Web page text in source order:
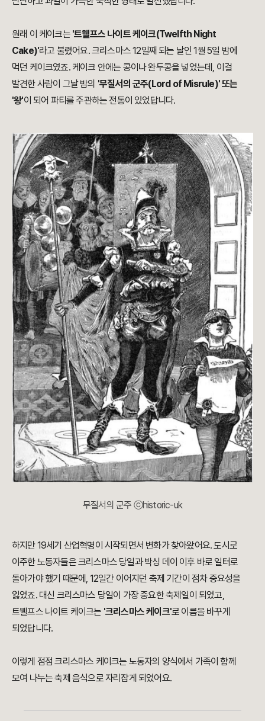
원래 이 케이크는 '트웰프스 나이트 케이크(Twelfth Night
Cake)'라고 불렸어요. 크리스마스 12일째 되는 날인 1월 5일 밤에
먹던 케이크였죠. 케이크 안에는 콩이나 완두콩을 넣었는데, 이걸
발견한 사람이 그날 밤의 '무질서의 군주(Lord of Misrule)' 또는
'왕'이 되어 파티를 주관하는 전통이 있었답니다.
무질서의 군주 ⓒhistoric-uk
하지만 19세기 산업혁명이 시작되면서 변화가 찾아왔어요. 도시로
이주한 노동자들은 크리스마스 당일과 박싱 데이 이후 바로 일터로
돌아가야 했기 때문에, 12일간 이어지던 축제 기간이 점차 중요성을
잃었죠. 대신 크리스마스 당일이 가장 중요한 축제일이 되었고,
트웰프스 나이트 케이크는 '크리스마스 케이크'로 이름을 바꾸게
되었답니다.
이렇게 점점 크리스마스 케이크는 노동자의 양식에서 가족이 함께
모여 나누는 축제 음식으로 자리잡게 되었어요.